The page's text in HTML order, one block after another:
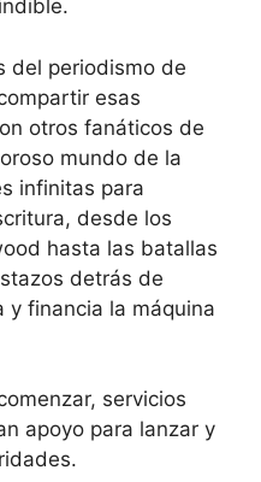
del periodismo de
esas
otros fanáticos de
mundo de la
infinitas para
desde los
hasta las batallas
detrás de
y financia la máquina
servicios
apoyo para lanzar y